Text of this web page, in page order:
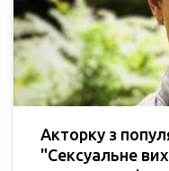
Акторку з
"Сексуальне